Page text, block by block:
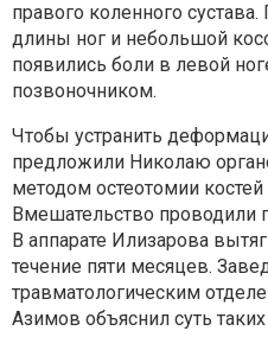
правого коленного
длины ног и небольшой
появились боли в левой
позвоночником.
Чтобы устранить
предложили Николаю
методом остеотомии
Вмешательство проводили
В аппарате Илизарова
течение пяти месяцев.
травматологическим
Азимов объяснил суть